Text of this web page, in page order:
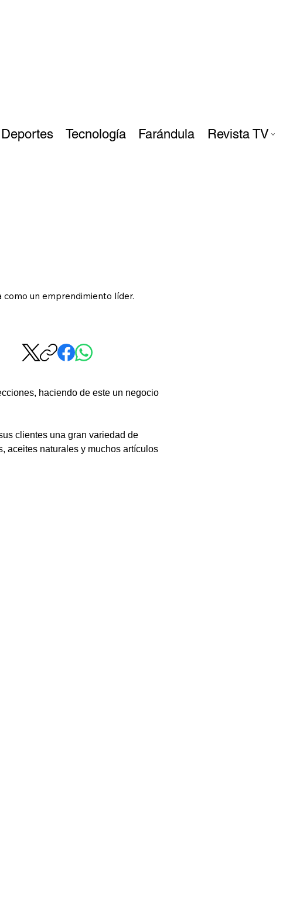
Deportes Tecnología Farándula Revista TV
como un emprendimiento líder.
haciendo de este un negocio
clientes una gran variedad de
aceites naturales y muchos artículos